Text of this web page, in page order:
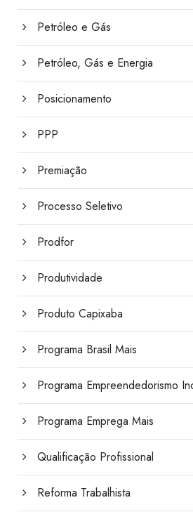
Petróleo e Gás
Petróleo, Gás e Energia
Posicionamento
PPP
Premiação
Processo Seletivo
Prodfor
Produtividade
Produto Capixaba
Programa Brasil Mais
Programa Empreendedorismo
Programa Emprega Mais
Qualificação Profissional
Reforma Trabalhista